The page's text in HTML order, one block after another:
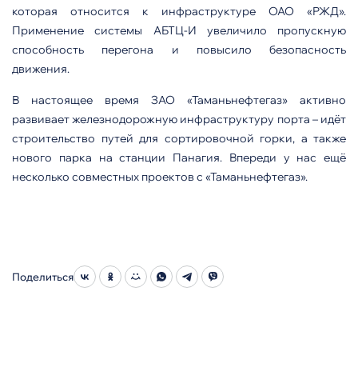
которая относится к инфраструктуре ОАО «РЖД».
Применение системы АБТЦ-И увеличило пропускную
способность перегона и повысило безопасность
движения.
В настоящее время ЗАО «Таманьнефтегаз» активно
развивает железнодорожную инфраструктуру порта – идёт
строительство путей для сортировочной горки, а также
нового парка на станции Панагия. Впереди у нас ещё
несколько совместных проектов с «Таманьнефтегаз».
Поделиться